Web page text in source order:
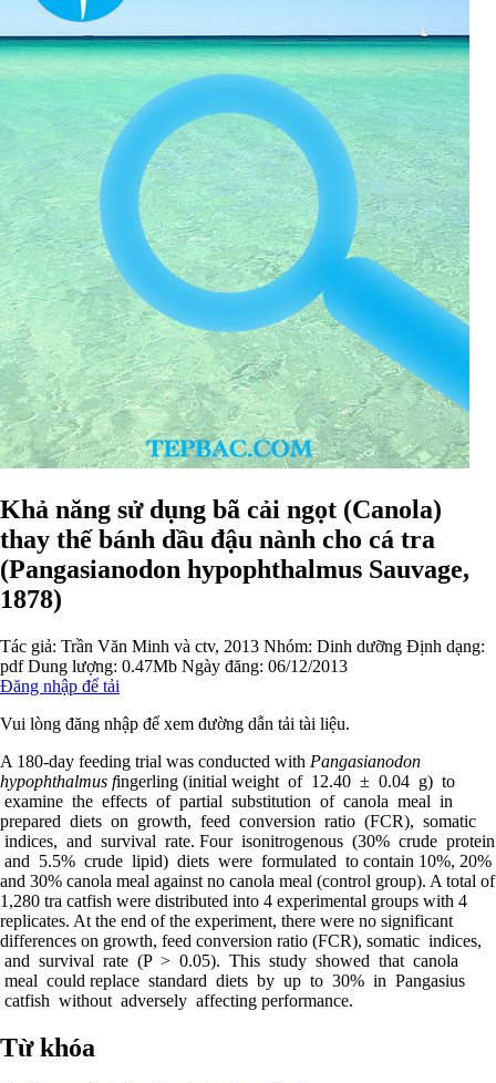
Khả năng sử dụng bã cải ngọt (Canola)
thay thế bánh dầu đậu nành cho cá tra
(Pangasianodon hypophthalmus Sauvage,
1878)
Tác giả: Trần Văn Minh và ctv, 2013 Nhóm: Dinh dưỡng Định dạng:
pdf Dung lượng: 0.47Mb Ngày đăng: 06/12/2013
Đăng nhập để tải
Vui lòng đăng nhập để xem đường dẫn tải tài liệu.
A 180-day feeding trial was conducted with Pangasianodon
hypophthalmus fingerling (initial weight of 12.40 ± 0.04 g) to
examine the effects of partial substitution of canola meal in
prepared diets on growth, feed conversion ratio (FCR), somatic
indices, and survival rate. Four isonitrogenous (30% crude protein
and 5.5% crude lipid) diets were formulated to contain 10%, 20%
and 30% canola meal against no canola meal (control group). A total of
1,280 tra catfish were distributed into 4 experimental groups with 4
replicates. At the end of the experiment, there were no significant
differences on growth, feed conversion ratio (FCR), somatic indices,
and survival rate (P > 0.05). This study showed that canola
meal could replace standard diets by up to 30% in Pangasius
catfish without adversely affecting performance.
Từ khóa